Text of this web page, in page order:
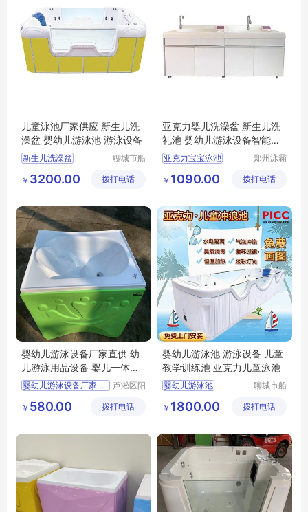
儿童泳池厂家供应 新生儿洗
澡盆 婴幼儿游泳池 游泳设备
新生儿洗澡盆
儿童游泳设备
聊城市船
乐设备有
￥ 3200.00 拨打电话
亚克力婴儿洗澡盆 新生儿洗
礼池 婴幼儿游泳设备智能恒
温
亚克力宝宝泳池
婴幼儿亚克力泳池
郑州泳霸
有限公司
￥ 1090.00 拨打电话
婴幼儿游泳设备厂家直供 幼
儿游泳用品设备 婴儿一体式
洗澡盆
婴幼儿游泳设备厂家直销
婴儿一体式洗澡盆
芦淞区阳
童游泳馆
￥ 580.00 拨打电话
婴幼儿游泳池 游泳设备 儿童
教学训练池 亚克力儿童泳池
婴幼儿游泳池
儿童教学训练游泳池
亚克力儿童游泳池
聊城市船
乐设备有
￥ 1800.00 拨打电话